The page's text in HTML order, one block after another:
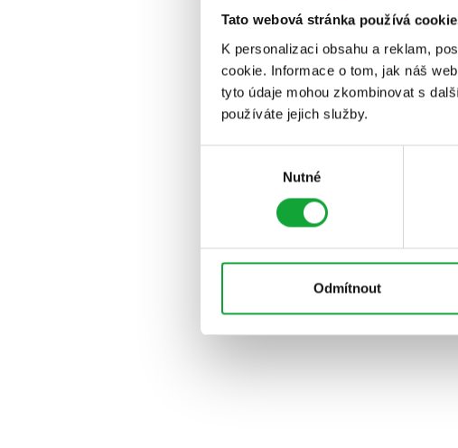
Tato webová stránka používá
K personalizaci obsahu a reklam,
cookie. Informace o tom, jak náš
tyto údaje mohou zkombinovat s
používáte jejich služby.
Nutné
Odmítnout